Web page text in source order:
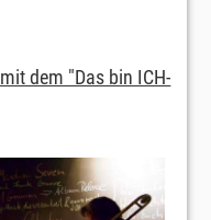
dem "Das bin ICH-